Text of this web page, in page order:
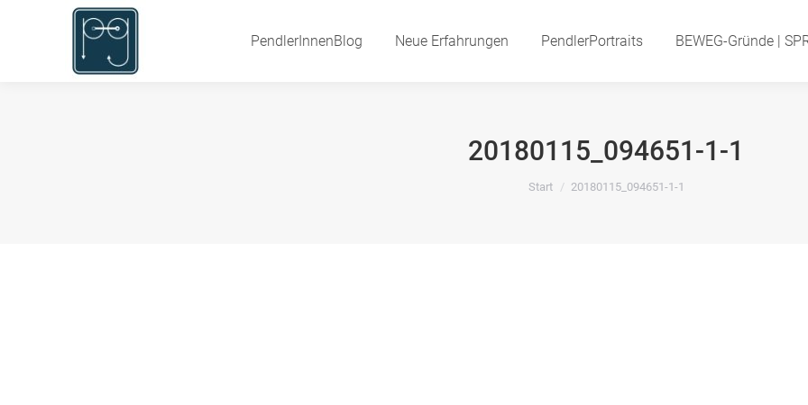
PendlerInnenBlog Neue Erfahrungen PendlerPortraits BEWEG-Gründe |
20180115_094651-1-1
Start 20180115_094651-1-1
PendlerInnenBlog Neue Erfahrungen PendlerPortraits BEWEG-Gründe |